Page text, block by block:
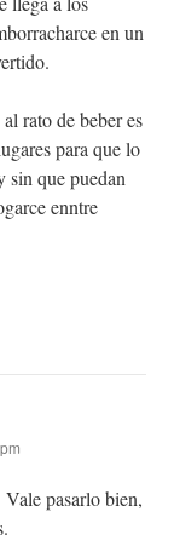
en un
rato de beber es
para que lo
sin que puedan
enntre
pasarlo bien,